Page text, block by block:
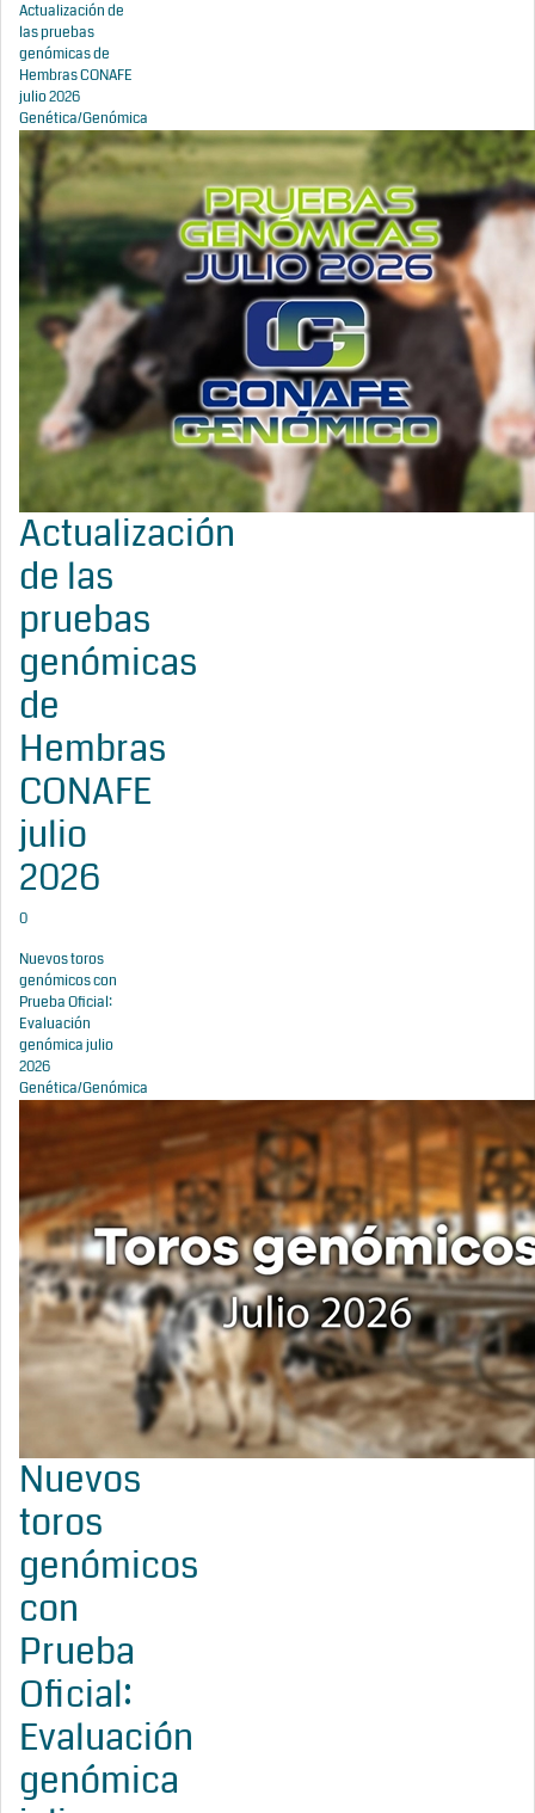
Actualización de
las pruebas
genómicas de
Hembras CONAFE
julio 2026
Genética/Genómica
Actualización
de las
pruebas
genómicas
de
Hembras
CONAFE
julio
2026
0
Nuevos toros
genómicos con
Prueba Oficial:
Evaluación
genómica julio
2026
Genética/Genómica
Nuevos
toros
genómicos
con
Prueba
Oficial:
Evaluación
genómica